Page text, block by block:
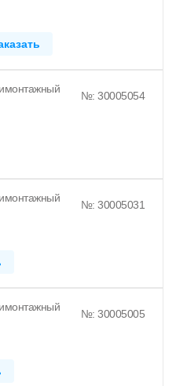
№: 30005054
№: 30005031
№: 30005005